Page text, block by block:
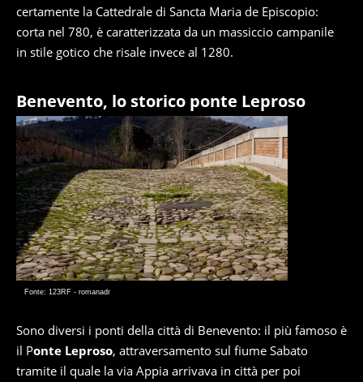
certamente la Cattedrale di Sancta Maria de Episcopio:
corta nel 780, è caratterizzata da un massiccio campanile
in stile gotico che risale invece al 1280.
Benevento, lo storico ponte Leproso
Fonte: 123RF - romanadr
Sono diversi i ponti della città di Benevento: il più famoso è
il Ponte Leproso, attraversamento sul fiume Sabato
tramite il quale la via Appia arrivava in città per poi